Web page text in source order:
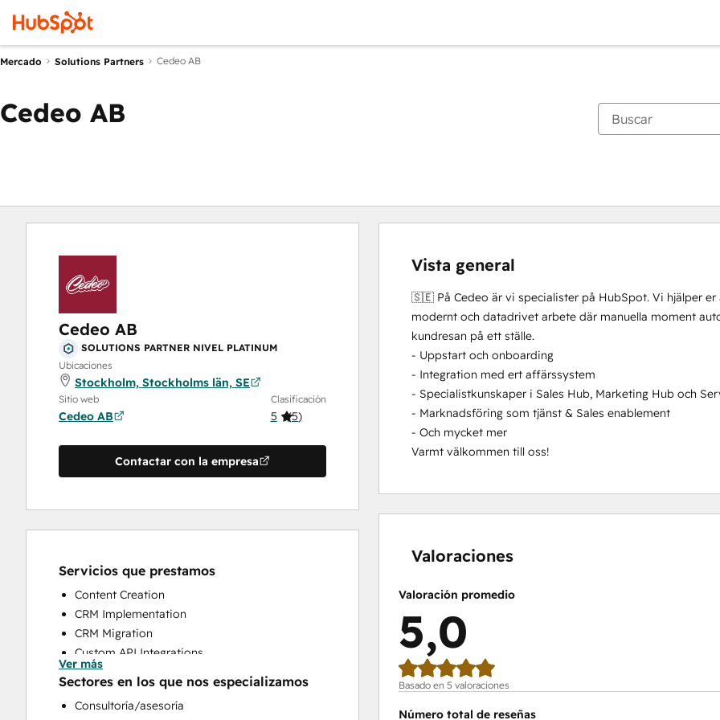
Mercado Solutions Partners Cedeo AB
Cedeo AB
Cedeo AB
SOLUTIONS PARTNER NIVEL PLATINUM
Ubicaciones
Stockholm, Stockholms län, SE
Sitio web
Cedeo AB
Clasificación
5 (5)
Contactar con la empresa
Servicios que prestamos
Content Creation
CRM Implementation
CRM Migration
Custom API Integrations
Customer Marketing
Customer Support Training
Customer Survey and Analysis
Ver más
Sectores en los que nos especializamos
Consultoría/asesoría
Vista general
🇸🇪 På Cedeo är vi specialister på HubSpot. Vi hjälper
modernt och datadrivet arbete där manuella moment
kundresan på ett ställe.
- Uppstart och onboarding
- Integration med ert affärssystem
- Specialistkunskaper i Sales Hub, Marketing Hub och
- Marknadsföring som tjänst & Sales enablement
- Och mycket mer
Varmt välkommen till oss!
Valoraciones
Valoración promedio
5,0
Basado en 5 valoraciones
Número total de reseñas